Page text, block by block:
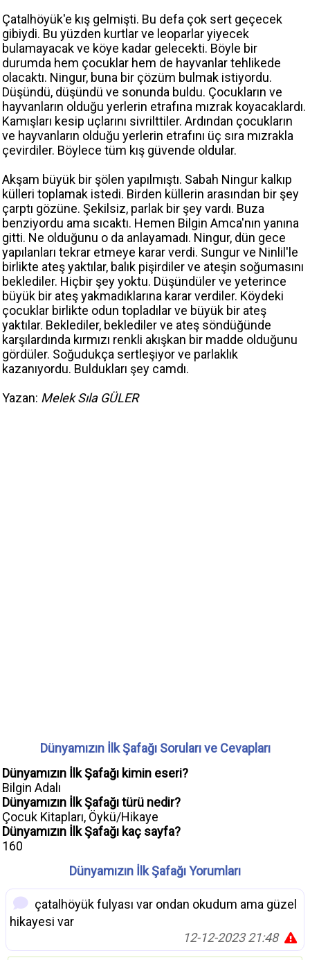
Çatalhöyük'e kış gelmişti. Bu defa çok sert geçecek
gibiydi. Bu yüzden kurtlar ve leoparlar yiyecek
bulamayacak ve köye kadar gelecekti. Böyle bir
durumda hem çocuklar hem de hayvanlar tehlikede
olacaktı. Ningur, buna bir çözüm bulmak istiyordu.
Düşündü, düşündü ve sonunda buldu. Çocukların ve
hayvanların olduğu yerlerin etrafına mızrak koyacaklardı.
Kamışları kesip uçlarını sivrilttiler. Ardından çocukların
ve hayvanların olduğu yerlerin etrafını üç sıra mızrakla
çevirdiler. Böylece tüm kış güvende oldular.
Akşam büyük bir şölen yapılmıştı. Sabah Ningur kalkıp
külleri toplamak istedi. Birden küllerin arasından bir şey
çarptı gözüne. Şekilsiz, parlak bir şey vardı. Buza
benziyordu ama sıcaktı. Hemen Bilgin Amca'nın yanına
gitti. Ne olduğunu o da anlayamadı. Ningur, dün gece
yapılanları tekrar etmeye karar verdi. Sungur ve Ninlil'le
birlikte ateş yaktılar, balık pişirdiler ve ateşin soğumasını
beklediler. Hiçbir şey yoktu. Düşündüler ve yeterince
büyük bir ateş yakmadıklarına karar verdiler. Köydeki
çocuklar birlikte odun topladılar ve büyük bir ateş
yaktılar. Beklediler, beklediler ve ateş söndüğünde
karşılardında kırmızı renkli akışkan bir madde olduğunu
gördüler. Soğudukça sertleşiyor ve parlaklık
kazanıyordu. Buldukları şey camdı.
Yazan: Melek Sıla GÜLER
Dünyamızın İlk Şafağı Soruları ve Cevapları
Dünyamızın İlk Şafağı kimin eseri?
Bilgin Adalı
Dünyamızın İlk Şafağı türü nedir?
Çocuk Kitapları, Öykü/Hikaye
Dünyamızın İlk Şafağı kaç sayfa?
160
Dünyamızın İlk Şafağı Yorumları
çatalhöyük fulyası var ondan okudum ama güzel
hikayesi var
12-12-2023 21:48